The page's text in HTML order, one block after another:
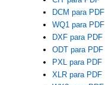
DCM para PDF
WQ1 para PDF
DXF para PDF
ODT para PDF
PXL para PDF
XLR para PDF